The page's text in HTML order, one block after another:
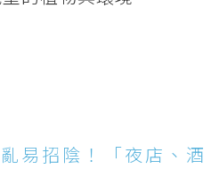
易招陰！「夜店、酒